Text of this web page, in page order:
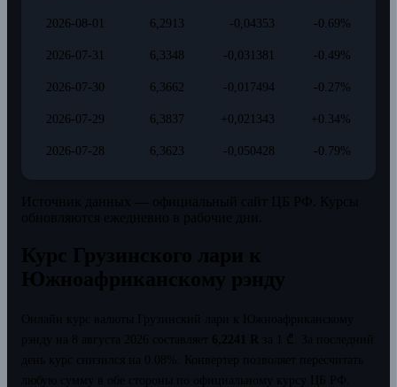
2026-08-01 6,2913 -0,04353 -0.69%
2026-07-31 6,3348 -0,031381 -0.49%
2026-07-30 6,3662 -0,017494 -0.27%
2026-07-29 6,3837 +0,021343 +0.34%
2026-07-28 6,3623 -0,050428 -0.79%